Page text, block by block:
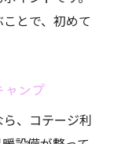
とで、初めて
ャンプ
、コテージ利